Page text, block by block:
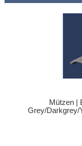
Mützen |
Grey/Darkgrey/